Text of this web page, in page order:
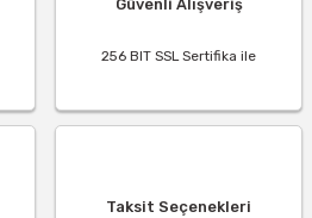
Güvenli Alışveriş
256 BIT SSL Sertifika ile
Taksit Seçenekleri